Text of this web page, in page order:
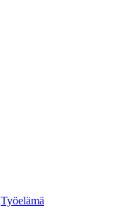
Työelämä